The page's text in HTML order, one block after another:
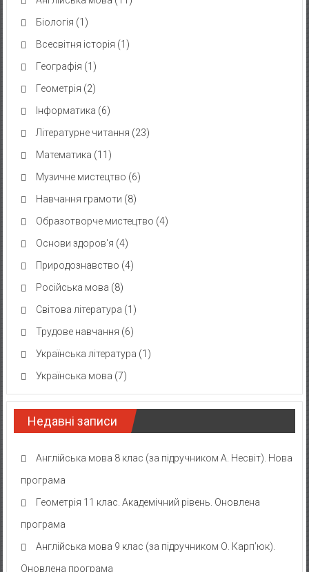
Біологія (1)
Всесвітня історія (1)
Географія (1)
Геометрія (2)
Інформатика (6)
Літературне читання (23)
Математика (11)
Музичне мистецтво (6)
Навчання грамоти (8)
Образотворче мистецтво (4)
Основи здоров'я (4)
Природознавство (4)
Російська мова (8)
Світова література (1)
Трудове навчання (6)
Українська література (1)
Українська мова (7)
Недавні записи
Англійська мова 8 клас (за підручником А. Несвіт). Нова
програма
Геометрія 11 клас. Академічний рівень. Оновлена
програма
Англійська мова 9 клас (за підручником О. Карп’юк).
Оновлена програма